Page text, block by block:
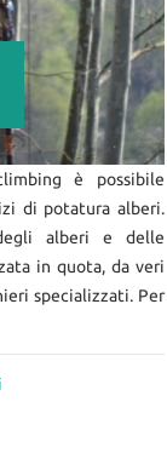
è possibile
di potatura alberi.
alberi e delle
in quota, da veri
specializzati. Per